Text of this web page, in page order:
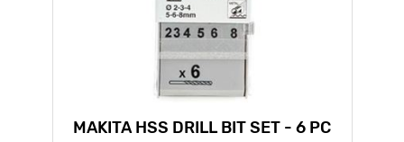
MAKITA HSS DRILL BIT SET - 6 PC